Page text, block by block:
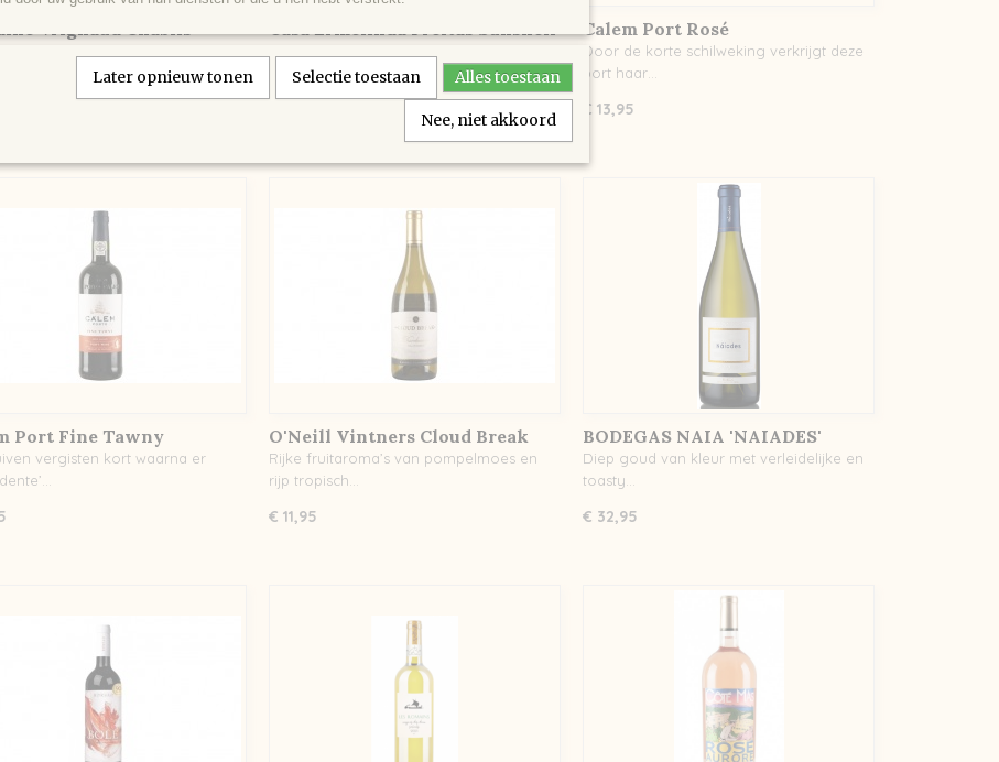
Vrignaud Chablis
Casa Ermelinda Freitas Sunshell
red
kenmerkt door…
Calem Port Rosé
Door de korte schilweking verkrijgt deze
port haar…
€ 13,95
Port Fine Tawny
vergisten kort waarna er
O'Neill Vintners Cloud Break
Chardonnay
Rijke fruitaroma’s van pompelmoes en
rijp tropisch…
€ 11,95
BODEGAS NAIA 'NAIADES'
VERDEJO
Diep goud van kleur met verleidelijke en
toasty…
€ 32,95
Later opnieuw tonen Selectie toestaan Alles toestaan
Nee, niet akkoord